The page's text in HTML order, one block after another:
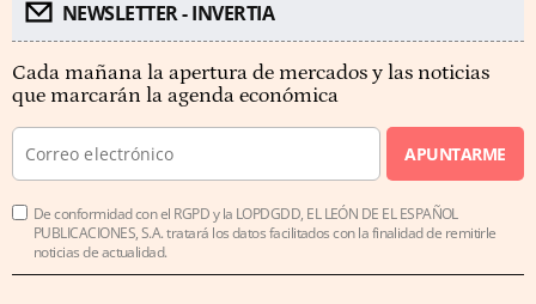
NEWSLETTER - INVERTIA
Cada mañana la apertura de mercados y las noticias
que marcarán la agenda económica
APUNTARME
De conformidad con el RGPD y la LOPDGDD, EL LEÓN DE EL ESPAÑOL
PUBLICACIONES, S.A. tratará los datos facilitados con la finalidad de remitirle
noticias de actualidad.